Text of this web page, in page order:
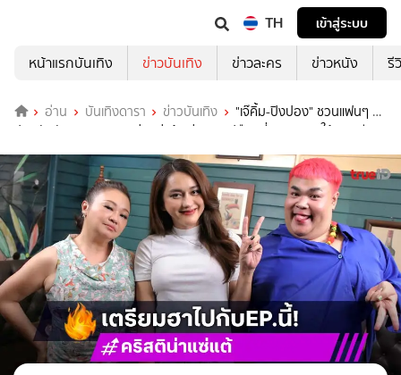
TH
เข้าสู่ระบบ
หน้าแรกบันเทิง
ข่าวบันเทิง ข่าวละคร ข่าวหนัง รี
อ่าน บันเทิงดารา ข่าวบันเทิง
"เจ๊คิ้ม-ปิงปอง" ชวนแฟนๆ ฮา
ปวดตับกับ "นินิว คริสติน่า แซ่แต้" เล่าหมดเปลือกที่มาฉายาสะใภ้เกาหลี